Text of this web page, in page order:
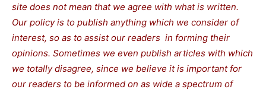
site does not mean that we agree with what is written.
Our policy is to publish anything which we consider of
interest, so as to assist our readers in forming their
opinions. Sometimes we even publish articles with which
we totally disagree, since we believe it is important for
our readers to be informed on as wide a spectrum of